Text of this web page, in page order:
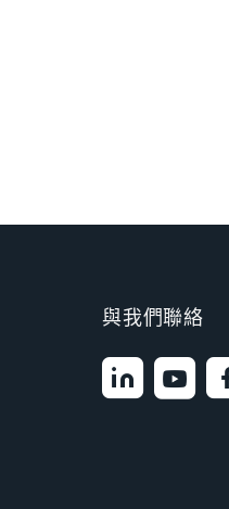
與我們聯絡